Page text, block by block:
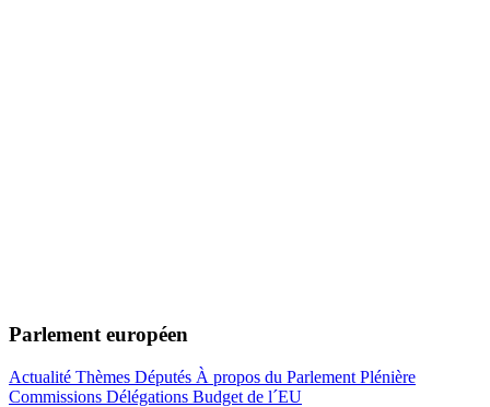
Parlement européen
Actualité Thèmes Députés À propos du Parlement Plénière
Commissions Délégations Budget de l´EU